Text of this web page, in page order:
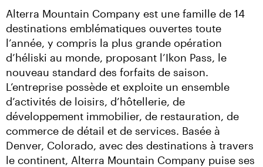
Alterra Mountain Company est une famille de 14
destinations emblématiques ouvertes toute
l’année, y compris la plus grande opération
d’héliski au monde, proposant l’Ikon Pass, le
nouveau standard des forfaits de saison.
L’entreprise possède et exploite un ensemble
d’activités de loisirs, d’hôtellerie, de
développement immobilier, de restauration, de
commerce de détail et de services. Basée à
Denver, Colorado, avec des destinations à travers
le continent, Alterra Mountain Company puise ses